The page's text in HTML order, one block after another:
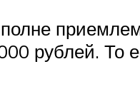
рублей. То